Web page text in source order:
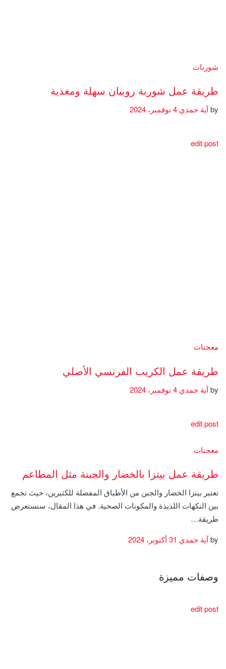
شوربات
طريقة عمل شوربة روبيان سهلة ومغذية
byآية حمدي
edit post
معجنات
طريقة عمل الكريب الفرنسي الأصلي
byآية حمدي
edit post
معجنات
طريقة عمل بيتزا بالخضار والجبنة مثل المطاعم
تعتبر بيتزا الخضار والجبن من الأطباق المفضلة للكثيرين، حيث تجمع
بين النكهات اللذيذة والمكونات الصحية. في هذا المقال، سنستعرض
طريقة…
byآية حمدي
وصفات مميزة
edit post